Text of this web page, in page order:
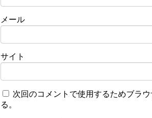
メール
サイト
次回のコメントで使用するためブラ
る。